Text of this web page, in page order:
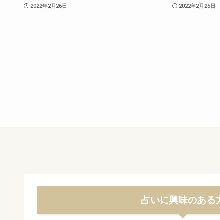
2022年2月26日 2022年2月25日
占いに興味のある